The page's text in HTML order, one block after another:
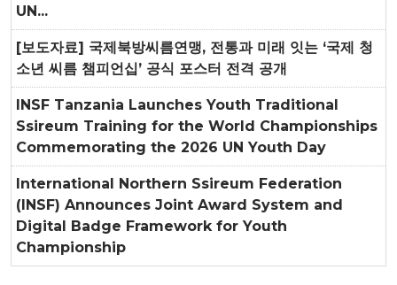
UN...
[보도자료] 국제북방씨름연맹, 전통과 미래 잇는 ‘국제 청
소년 씨름 챔피언십’ 공식 포스터 전격 공개
INSF Tanzania Launches Youth Traditional
Ssireum Training for the World Championships
Commemorating the 2026 UN Youth Day
International Northern Ssireum Federation
(INSF) Announces Joint Award System and
Digital Badge Framework for Youth
Championship